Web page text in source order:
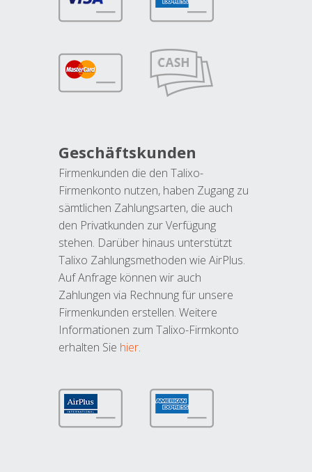
Geschäftskunden
Firmenkunden die den Talixo-
Firmenkonto nutzen, haben Zugang zu
sämtlichen Zahlungsarten, die auch
den Privatkunden zur Verfügung
stehen. Darüber hinaus unterstützt
Talixo Zahlungsmethoden wie AirPlus.
Auf Anfrage können wir auch
Zahlungen via Rechnung für unsere
Firmenkunden erstellen. Weitere
Informationen zum Talixo-Firmkonto
erhalten Sie hier.